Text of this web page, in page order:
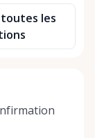
power of
out their
making a
part to
les